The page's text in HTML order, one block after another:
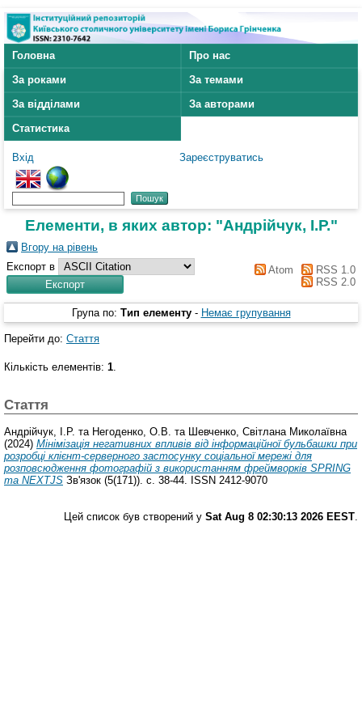
Головна
Про нас
За роками
За темами
За відділами
За авторами
Статистика
Вхід Зареєструватись
Елементи, в яких автор: "Андрійчук, І.Р."
Вгору на рівень
Експорт в
Atom
RSS 1.0
RSS 2.0
Група по: Тип елементу - Немає групування
Перейти до: Стаття
Кількість елементів: 1.
Стаття
Андрійчук, І.Р. та Негоденко, О.В. та
Шевченко, Світлана Миколаївна
(2024) Мінімізація негативних впливів від інформаційної бульбашки при
розробці клієнт-серверного застосунку соціальної мережі для
розповсюдження фотографій з використанням фреймворків SPRING
та NEXTJS Зв'язок (5(171)). с. 38-44. ISSN 2412-9070
Цей список був створений у Sat Aug 8 02:30:13 2026 EEST